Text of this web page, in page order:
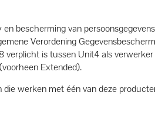
bescherming van
Verordening
verplicht is tussen Unit4 als
Extended).
werken met één van deze